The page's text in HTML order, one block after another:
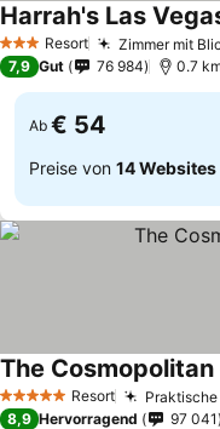
3 SterneResort Zimmer mit
Harrah's Las
7,9 Gut 76 984 0.7
Ab € 54
Preise von 14 Websites
5 Sterne Resort
The
8,9 Hervorragend 97 041